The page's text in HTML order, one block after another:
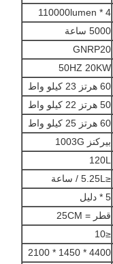
4 * 110000lumen
5000 ساعة
GNRP20
50HZ 20KW
60 هرتز 23 كيلو واط
50 هرتز 22 كيلو واط
60 هرتز 25 كيلو واط
بيركنز 1003G
120L
≤5.25L / ساعة
5 * دليل
قطر = 25CM
≤10
4400 * 1450 * 2100